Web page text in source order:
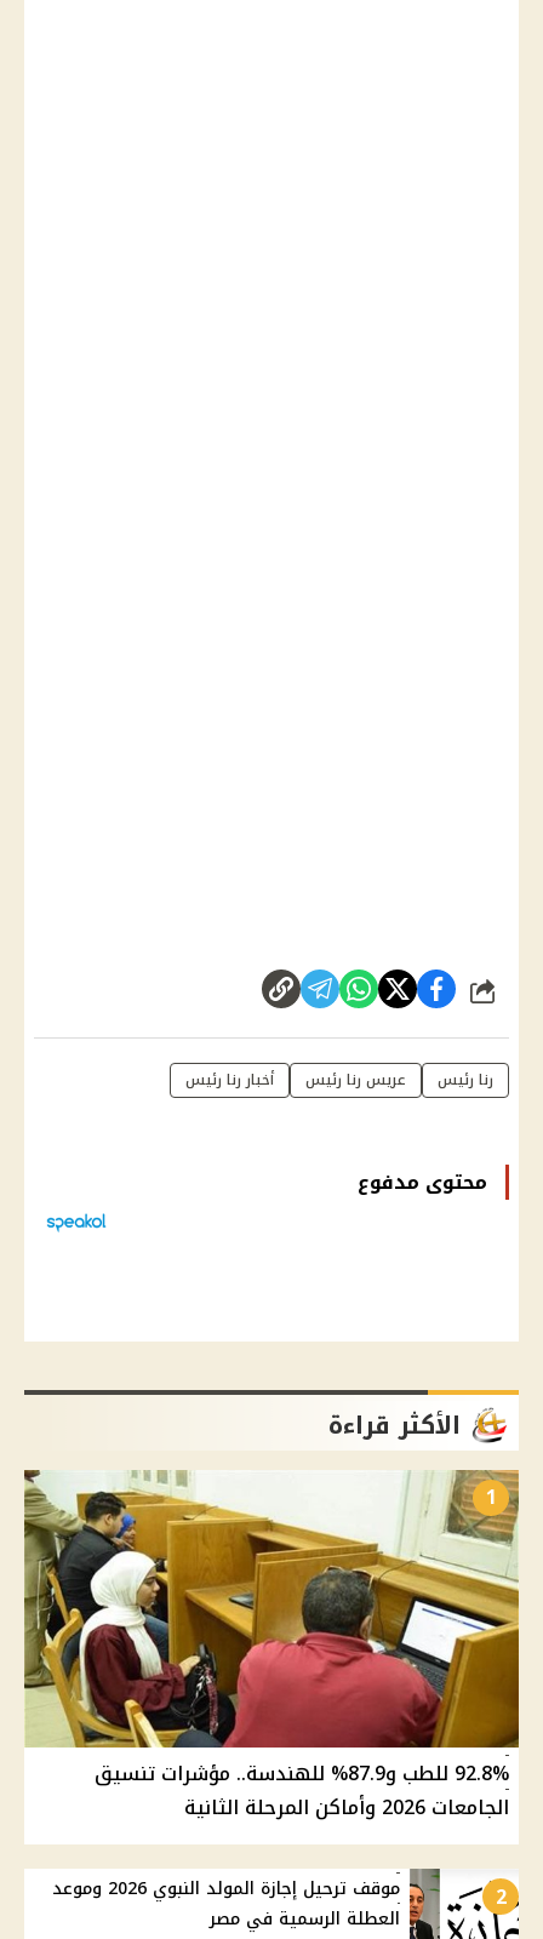
شارك
رنا رئيس عريس رنا رئيس أخبار رنا رئيس
محتوى مدفوع
الأكثر قراءة
1
92.8% للطب و87.9% للهندسة.. مؤشرات تنسيق
الجامعات 2026 وأماكن المرحلة الثانية
2
موقف ترحيل إجازة المولد النبوي 2026 وموعد
العطلة الرسمية في مصر